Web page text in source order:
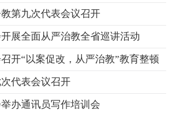
第九次代表会议召开
展全面从严治教全省巡讲活动
开“以案促改，从严治教”教育整顿
代表会议召开
办通讯员写作培训会